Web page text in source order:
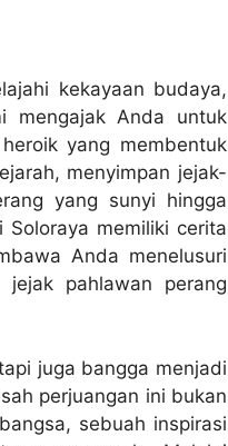
kekayaan budaya,
mengajak Anda untuk
yang membentuk
menyimpan jejak-
yang sunyi hingga
Soloraya memiliki cerita
Anda menelusuri
pahlawan perang
juga bangga menjadi
perjuangan ini bukan
sebuah inspirasi